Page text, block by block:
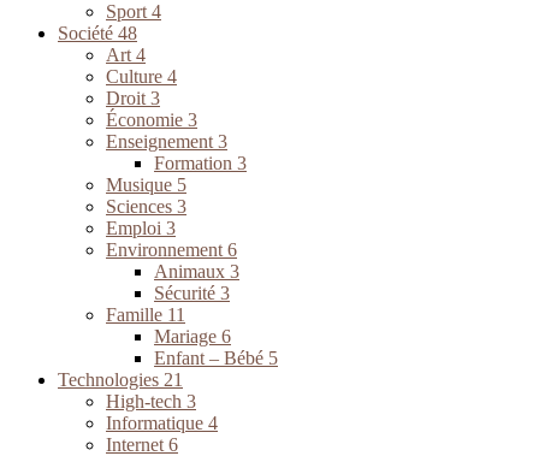
Sport 4
Société 48
Art 4
Culture 4
Droit 3
Économie 3
Enseignement 3
Formation 3
Musique 5
Sciences 3
Emploi 3
Environnement 6
Animaux 3
Sécurité 3
Famille 11
Mariage 6
Enfant – Bébé 5
Technologies 21
High-tech 3
Informatique 4
Internet 6